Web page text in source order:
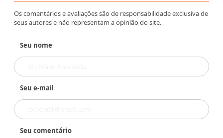
Os comentários e avaliações são de responsabilidade exclusiva de
seus autores e não representam a opinião do site.
Seu nome
Seu e-mail
Seu comentário